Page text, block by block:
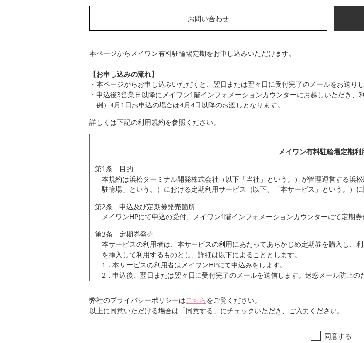
お問い合わせ
本ページからメイワン有料駐輪場定期をお申し込みいただけます。
【お申し込みの流れ】
・本ページからお申し込みいただくと、翌日または翌々日に受付完了のメールをお送りし
・申込後3営業日以降にメイワン1階インフォメーションカウンターにお越しいただき、
例）4月1日お申込の場合は4月4日以降のお渡しとなります。
詳しくは下記の利用規約を参照ください。
メイワン有料駐輪場定期利
第1条 目的
本規約は浜松ターミナル開発株式会社（以下「当社」という。）が管理運営する浜
駐輪場」という。）における定期利用サービス（以下、「本サービス」という。）
第2条 申込及び定期券発売箇所
メイワンHPにて申込の受付、メイワン1階インフォメーションカウンターにて定期券
第3条 定期券発売
本サービスの利用者は、本サービスの利用にあたってあらかじめ定期券を購入し、
を挿入して利用するものとし、詳細は以下によることとします。
1．本サービスの利用者はメイワンHPにて申込みをします。
2．申込後、翌日または翌々日に受付完了のメールを送信します。迷惑メール防止
3．申込後3営業日以降にメイワン1階インフォメーションカウンターにお越しくださ
例）4月1日お申込の場合は4月4日以降のお渡しとなります。
4．インフォメーション担当は利用者本人確認のうえ、申込にて指定された有効期間
スの利用者の承諾を得ることなく、当社は利用料金を改定することができるものとし
弊社のプライバシーポリシーはこちらをご覧ください。
以上に同意いただける場合は「同意する」にチェックいただき、ご入力ください。
同意する